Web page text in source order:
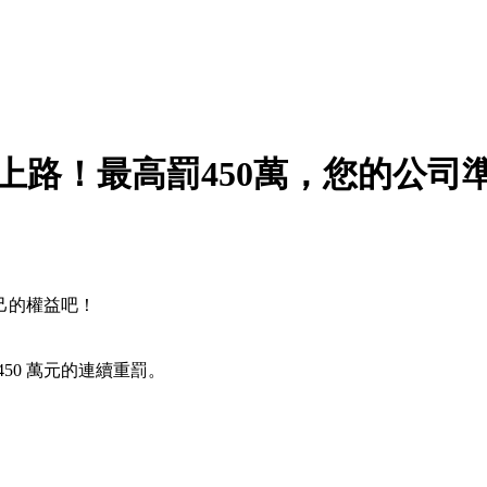
路！最高罰450萬，您的公司
權益吧！
萬元的連續重罰。